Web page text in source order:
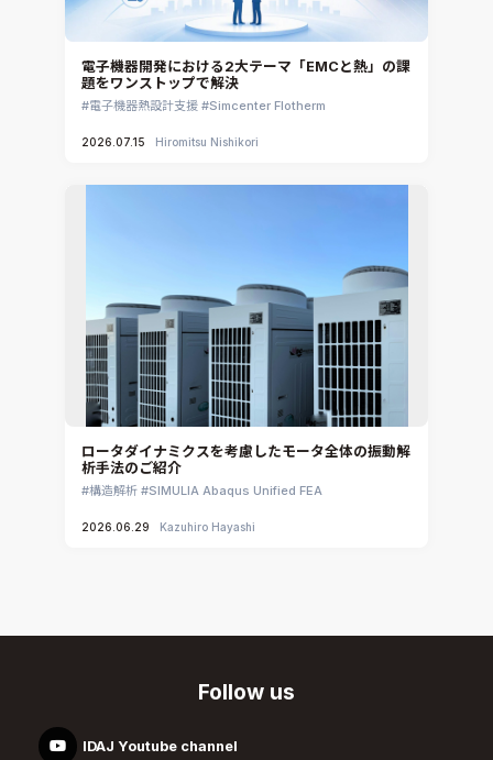
電子機器開発における2大テーマ「EMCと熱」の課
題をワンストップで解決
電子機器熱設計支援 Simcenter Flotherm
2026.07.15 Hiromitsu Nishikori
ロータダイナミクスを考慮したモータ全体の振動解
析手法のご紹介
構造解析 SIMULIA Abaqus Unified FEA
2026.06.29 Kazuhiro Hayashi
Follow us
IDAJ Youtube channel